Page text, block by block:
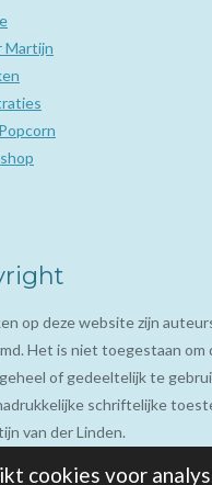
cookies voor
Martijn
op deze website zijn
Het is niet toegestaan om
of gedeeltelijk te
schriftelijke
van der Linden.